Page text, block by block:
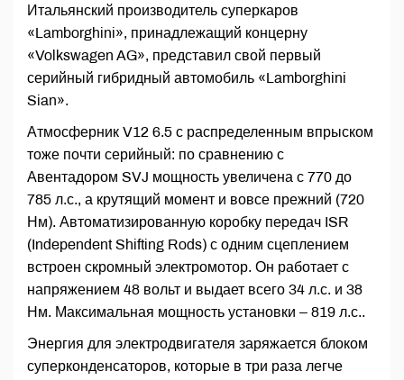
Итальянский производитель суперкаров
«Lamborghini», принадлежащий концерну
«Volkswagen AG», представил свой первый
серийный гибридный автомобиль «Lamborghini
Sian».
Атмосферник V12 6.5 с распределенным впрыском
тоже почти серийный: по сравнению с
Авентадором SVJ мощность увеличена с 770 до
785 л.с., а крутящий момент и вовсе прежний (720
Нм). Автоматизированную коробку передач ISR
(Independent Shifting Rods) с одним сцеплением
встроен скромный электромотор. Он работает с
напряжением 48 вольт и выдает всего 34 л.с. и 38
Нм. Максимальная мощность установки – 819 л.с..
Энергия для электродвигателя заряжается блоком
суперконденсаторов, которые в три раза легче